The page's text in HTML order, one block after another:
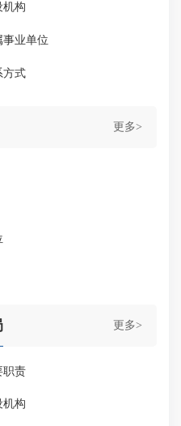
机构
业单位
方式
更多>
更多>
职责
机构